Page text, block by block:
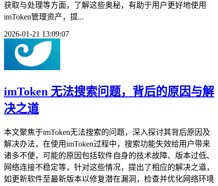
获取与处理等方面，了解这些奥秘，有助于用户更好地使用
imToken管理资产，提...
2026-01-21 13:09:07
imToken 无法搜索问题，背后的原因与解
决之道
本文聚焦于imToken无法搜索的问题，深入探讨其背后原因及
解决办法，在使用imToken过程中，搜索功能失效给用户带来
诸多不便，可能的原因包括软件自身的技术故障、版本过低、
网络连接不稳定等，针对这些情况，提出了相应的解决之道，
如更新软件至最新版本以修复潜在漏洞，检查并优化网络环境